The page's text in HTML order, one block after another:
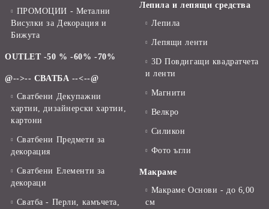
ПРОМОЦИИ - Метални
Висулки за Декорация и
Бижута
OUTLET -50 % -60% -70%
@-->-- СВАТБА --<--@
Сватбени Декупажни
хартии, дизайнерски хартии,
картони
Сватбени Предмети за
декорация
Сватбени Елементи за
декораци
Сватба - Перли, камъчета,
Лепила и лепящи средства
Лепила
Лепящи ленти
3D Повдигащи квадратчета
и ленти
Магнити
Велкро
Силикон
Фото ъгли
Макраме
Макраме Основи - до 6,00
см